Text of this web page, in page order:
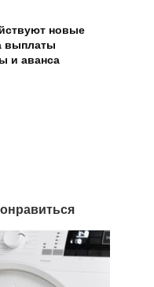
новые
выплаты
и аванса